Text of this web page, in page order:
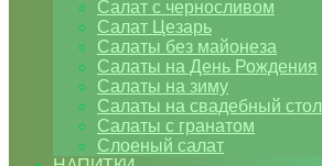
Салат с черносливом
Салат Цезарь
Салаты без майонеза
Салаты на День Рождения
Салаты на зиму
Салаты на свадебный стол
Салаты с гранатом
Слоеный салат